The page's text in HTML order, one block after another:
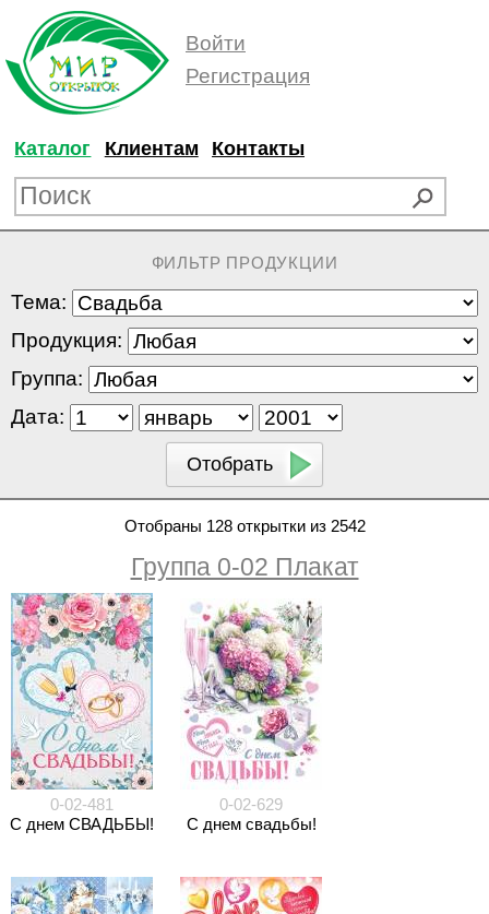
Войти
Регистрация
Каталог Клиентам Контакты
ФИЛЬТР ПРОДУКЦИИ
Тема:
Продукция:
Группа:
Дата:
Отобраны 128 открытки из 2542
Группа 0-02 Плакат
0-02-481
С днем СВАДЬБЫ!
0-02-629
С днем свадьбы!